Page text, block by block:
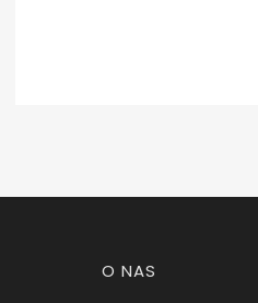
Linki w stopce
O NAS